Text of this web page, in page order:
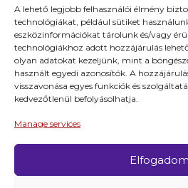
A lehető legjobb felhasználói élmény
technológiákat, például sütiket
eszközinformációkat tárolunk és/vagy
technológiákhoz adott hozzájárulás
olyan adatokat kezeljünk, mint a
használt egyedi azonosítók. A
visszavonása egyes funkciók és
kedvezőtlenül befolyásolhatja.
Manage services
Elfogadom
HASZNOS LINKEK
Adatkezelési tájékoztató
Impresszum
© 2026 Minden jog